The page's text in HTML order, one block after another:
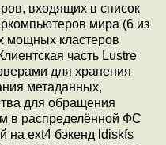
входящих в список
мира (6 из
мощных кластеров
часть Lustre
для хранения
метаданных,
для обращения
в распределённой ФС
на ext4 бэкенд ldiskfs